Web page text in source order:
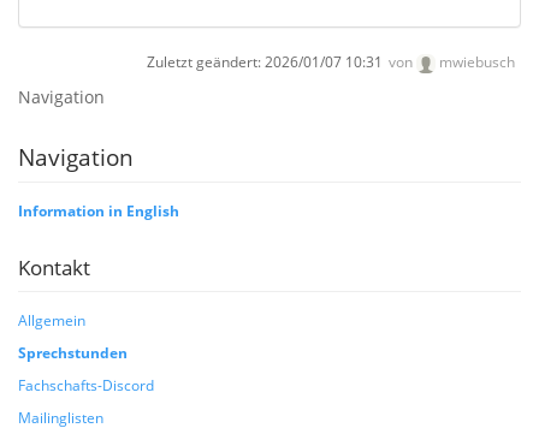
Zuletzt geändert: 2026/01/07 10:31 von mwiebusch
Navigation
Navigation
Information in English
Kontakt
Allgemein
Sprechstunden
Fachschafts-Discord
Mailinglisten